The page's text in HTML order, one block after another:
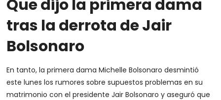
Que dijo la primera dama
tras la derrota de Jair
Bolsonaro
En tanto, la primera dama Michelle Bolsonaro desmintió
este lunes los rumores sobre supuestos problemas en su
matrimonio con el presidente Jair Bolsonaro y aseguró que